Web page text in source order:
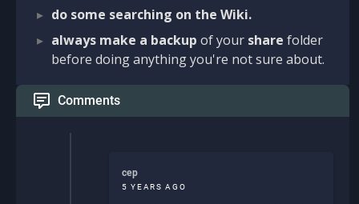
do some searching on the Wiki.
always make a backup of your share folder
before doing anything you're not sure about.
Comments
cep
5 YEARS AGO